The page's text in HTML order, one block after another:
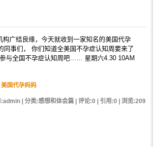
广结良缘，今天就收到一家知名的美国代孕
事们， 你们知道全美国不孕症认知周要来了
与全国不孕症认知周吧…… 星期六4.30 10AM
美国代孕妈妈
| 分类:感想和体会篇 | 评论:0 | 引用:0 | 浏览:209